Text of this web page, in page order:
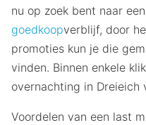
nu op zoek bent naar een
goedkoopverblijf, door
promoties kun je die
vinden. Binnen enkele
overnachting in Dreieich
Voordelen van een last